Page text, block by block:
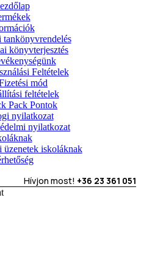
tankönyvrendelés
könyvterjesztés
Feltételek
mód
feltételek
Pack Pontok
nyilatkozat
nyilatkozat
üzenetek iskoláknak
Hívjon most! +36 23 361 051